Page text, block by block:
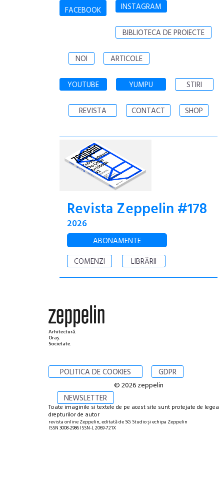
FACEBOOK INSTAGRAM
BIBLIOTECA DE PROIECTE
NOI ARTICOLE
YOUTUBE YUMPU STIRI
REVISTA CONTACT SHOP
Revista Zeppelin #178
2026
ABONAMENTE
COMENZI
LIBRĂRII
Arhitectură.
Oraș.
Societate.
POLITICA DE COOKIES GDPR
NEWSLETTER
© 2026 zeppelin
Toate imaginile si textele de pe acest site sunt protejate de legea
drepturilor de autor
revista online Zeppelin, editată de SG Studio și echipa Zeppelin
ISSN 3008-2986 ISSN-L 2069-721X